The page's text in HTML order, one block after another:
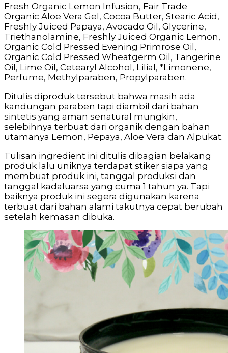
Fresh Organic Lemon Infusion, Fair Trade
Organic Aloe Vera Gel, Cocoa Butter, Stearic Acid,
Freshly Juiced Papaya, Avocado Oil, Glycerine,
Triethanolamine, Freshly Juiced Organic Lemon,
Organic Cold Pressed Evening Primrose Oil,
Organic Cold Pressed Wheatgerm Oil, Tangerine
Oil, Lime Oil, Cetearyl Alcohol, Lilial, *Limonene,
Perfume, Methylparaben, Propylparaben.
Ditulis diproduk tersebut bahwa masih ada
kandungan paraben tapi diambil dari bahan
sintetis yang aman senatural mungkin,
selebihnya terbuat dari organik dengan bahan
utamanya Lemon, Pepaya, Aloe Vera dan Alpukat.
Tulisan ingredient ini ditulis dibagian belakang
produk lalu uniknya terdapat stiker siapa yang
membuat produk ini, tanggal produksi dan
tanggal kadaluarsa yang cuma 1 tahun ya. Tapi
baiknya produk ini segera digunakan karena
terbuat dari bahan alami takutnya cepat berubah
setelah kemasan dibuka.